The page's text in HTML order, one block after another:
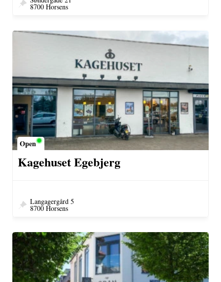
8700 Horsens
Open
Kagehuset Egebjerg
Langagergård 5
8700 Horsens